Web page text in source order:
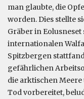
man glaubte, die
worden. Dies stellte
Gräber in
internationalen
Spitzbergen
gefährlichen
die arktischen
Tod vorbereitet,